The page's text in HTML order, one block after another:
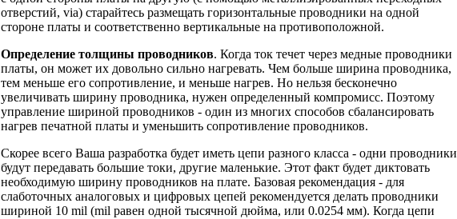
отверстий, via) старайтесь размещать горизонтальные проводники на одной
стороне платы и соответственно вертикальные на противоположной.
Определение толщины проводников. Когда ток течет через медные проводники
платы, он может их довольно сильно нагревать. Чем больше ширина проводника,
тем меньше его сопротивление, и меньше нагрев. Но нельзя бесконечно
увеличивать ширину проводника, нужен определенный компромисс. Поэтому
управление шириной проводников - один из многих способов сбалансировать
нагрев печатной платы и уменьшить сопротивление проводников.
Скорее всего Ваша разработка будет иметь цепи разного класса - одни проводники
будут передавать большие токи, другие маленькие. Этот факт будет диктовать
необходимую ширину проводников на плате. Базовая рекомендация - для
слаботочных аналоговых и цифровых цепей рекомендуется делать проводники
шириной 10 mil (mil равен одной тысячной дюйма, или 0.0254 мм). Когда цепи